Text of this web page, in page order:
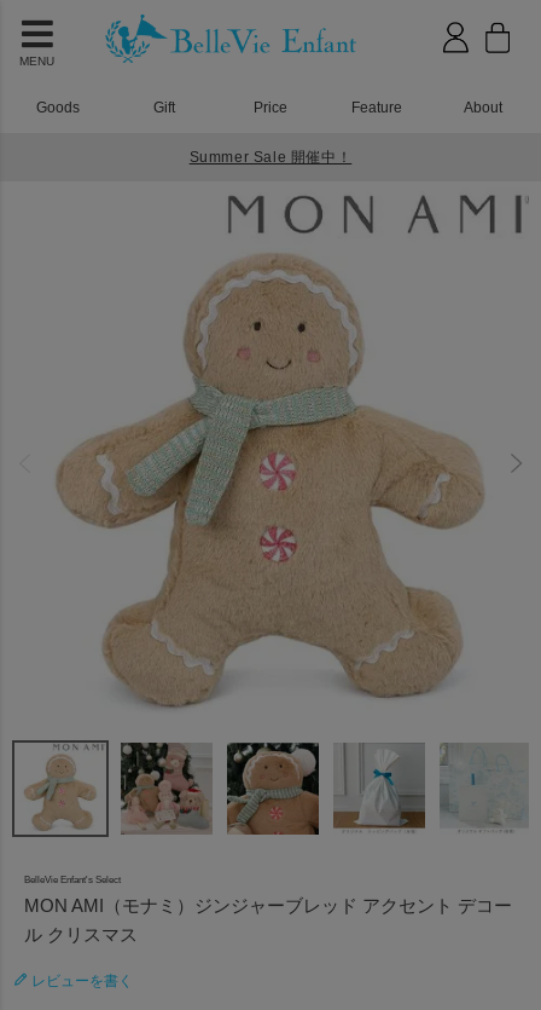
MENU
Goods Gift Price Feature About
Summer Sale 開催中！
MON AMI（モナミ）ジンジャーブレッド アクセント デコール クリスマス
BelleVie Enfant's Select
MON AMI（モナミ）ジンジャーブレッド アクセント デコー
ル クリスマス
レビューを書く